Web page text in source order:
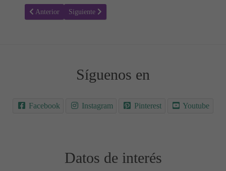
Artículo anterior: ¿Cuándo pueden los bebés comer marisco? 🦐
Anterior Artículo siguiente: ¿Cuándo pueden los bebés comer
Siguiente
Síguenos en
Facebook Instagram Pinterest Youtube
Datos de interés